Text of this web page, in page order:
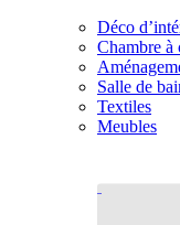
Déco
Chambre à
Salle de
Textiles
Meubles